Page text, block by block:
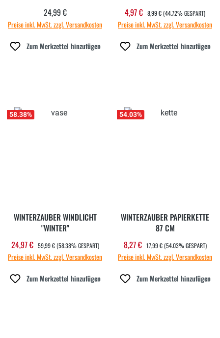
Regulärer Preis:
24,99 €
Preise inkl. MwSt. zzgl. Versandkosten
Zum Merkzettel hinzufügen
Verkaufspreis:
4,97 € REGULÄRER PREIS:
8,99 €(44.72% GESPART)
Preise inkl. MwSt. zzgl. Versandkosten
Zum Merkzettel hinzufügen
58.38%
WINTERZAUBER WINDLICHT
"WINTER"
Verkaufspreis:
24,97 € REGULÄRER PREIS:
59,99 € (58.38% GESPART)
Preise inkl. MwSt. zzgl. Versandkosten
Zum Merkzettel hinzufügen
54.03%
WINTERZAUBER PAPIERKETTE
87 CM
Verkaufspreis:
8,27 € REGULÄRER PREIS:
17,99 € (54.03% GESPART)
Preise inkl. MwSt. zzgl. Versandkosten
Zum Merkzettel hinzufügen